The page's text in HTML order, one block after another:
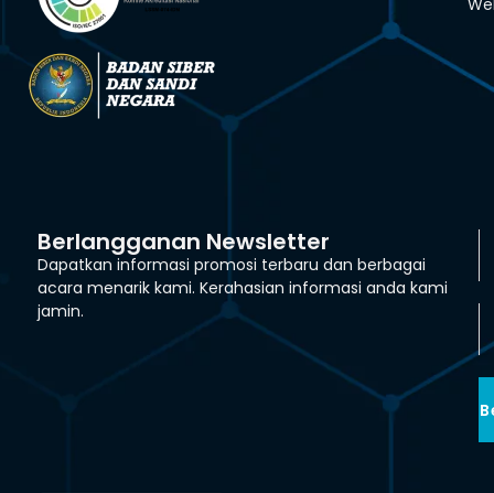
Berlangganan Newsletter
Dapatkan informasi promosi terbaru dan berbagai
acara menarik kami. Kerahasian informasi anda kami
jamin.